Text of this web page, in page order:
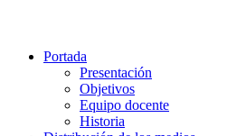
Portada
Presentación
Objetivos
Equipo docente
Historia